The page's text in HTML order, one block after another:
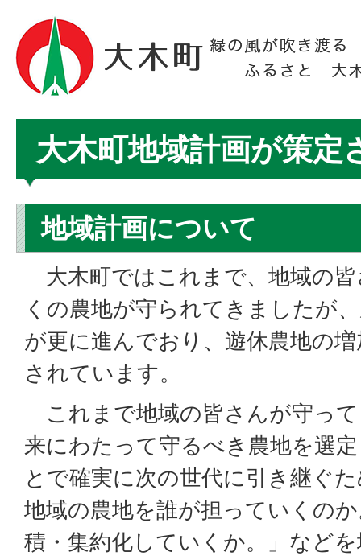
大木町地域計画が策定
地域計画について
大木町ではこれまで、地域の
くの農地が守られてきましたが
が更に進んでおり、遊休農地の
されています。
これまで地域の皆さんが守っ
来にわたって守るべき農地を選
とで確実に次の世代に引き継ぐ
地域の農地を誰が担っていくの
積・集約化していくか。」など